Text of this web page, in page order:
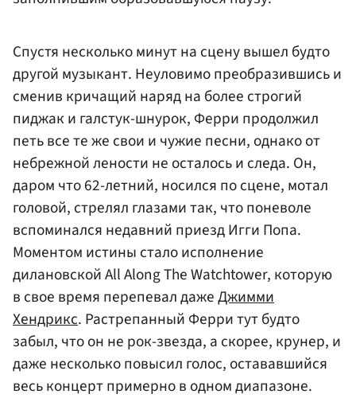
Спустя несколько минут на сцену вышел будто
другой музыкант. Неуловимо преобразившись и
сменив кричащий наряд на более строгий
пиджак и галстук-шнурок, Ферри продолжил
петь все те же свои и чужие песни, однако от
небрежной лености не осталось и следа. Он,
даром что 62-летний, носился по сцене, мотал
головой, стрелял глазами так, что поневоле
вспоминался недавний приезд Игги Попа.
Моментом истины стало исполнение
дилановской All Along The Watchtower, которую
в свое время перепевал дажеДжимми
Хендрикс. Растрепанный Ферри тут будто
забыл, что он не рок-звезда, а скорее, крунер, и
даже несколько повысил голос, остававшийся
весь концерт примерно в одном диапазоне.